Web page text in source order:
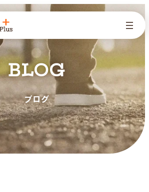
BLOG
ブログ